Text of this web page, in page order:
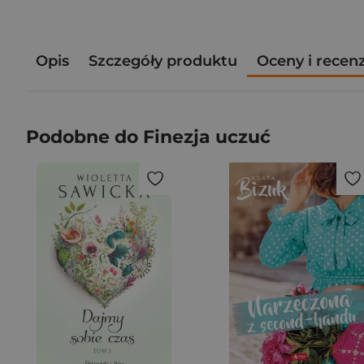
Opis Szczegóły produktu Oceny i
Podobne do Finezja uczuć